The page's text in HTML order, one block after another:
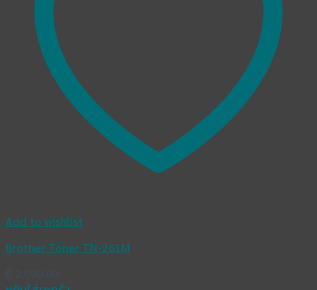
Add to wishlist
ฺBrother Toner TN-261M
฿ 2,090.00